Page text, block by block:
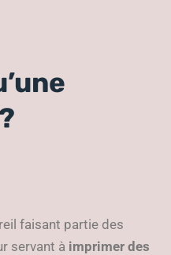
faisant partie des
servant à imprimer des